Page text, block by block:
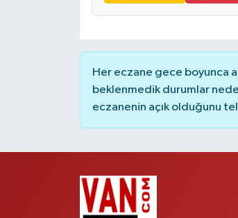
Her eczane gece boyunca
beklenmedik durumlar
eczanenin açık olduğunu